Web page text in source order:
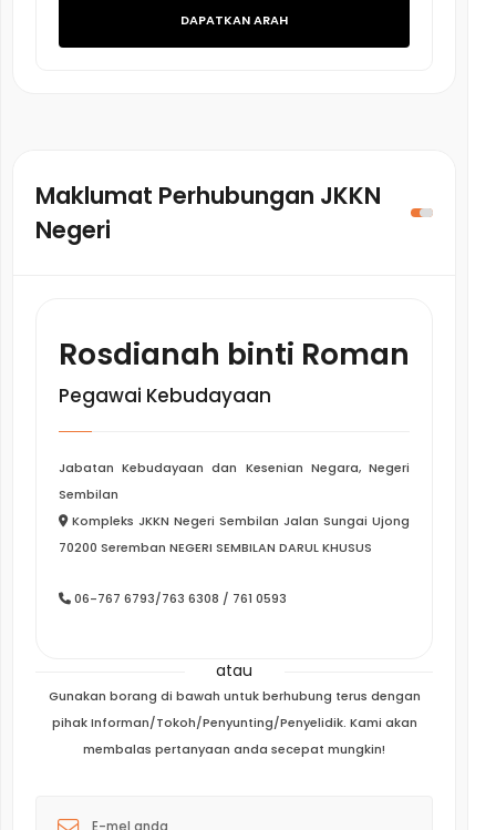
DAPATKAN ARAH
Maklumat Perhubungan JKKN
Negeri
Rosdianah binti Roman
Pegawai Kebudayaan
Jabatan Kebudayaan dan Kesenian Negara, Negeri
Sembilan
Kompleks JKKN Negeri Sembilan Jalan Sungai Ujong
70200 Seremban NEGERI SEMBILAN DARUL KHUSUS
06-767 6793/763 6308 / 761 0593
atau
Gunakan borang di bawah untuk berhubung terus dengan
pihak Informan/Tokoh/Penyunting/Penyelidik. Kami akan
membalas pertanyaan anda secepat mungkin!